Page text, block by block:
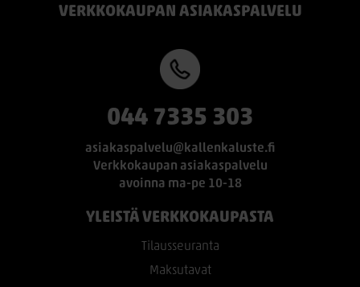
VERKKOKAUPAN ASIAKASPALVELU
044 7335 303
asiakaspalvelu@kallenkaluste.fi
Verkkokaupan asiakaspalvelu
avoinna ma-pe 10-18
YLEISTÄ VERKKOKAUPASTA
Tilausseuranta
Maksutavat